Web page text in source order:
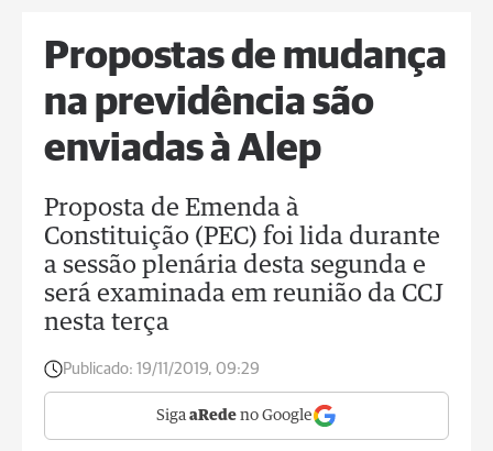
Propostas de mudança
na previdência são
enviadas à Alep
Proposta de Emenda à
Constituição (PEC) foi lida durante
a sessão plenária desta segunda e
será examinada em reunião da CCJ
nesta terça
Publicado: 19/11/2019, 09:29
Siga aRede no Google